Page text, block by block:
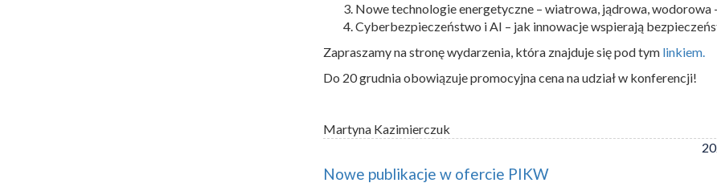
Nowe technologie energetyczne – wiatrowa, jądrowa, wodorowa
Cyberbezpieczeństwo i AI – jak innowacje wspierają
Zapraszamy na stronę wydarzenia, która znajduje się pod tym linkiem.
Do 20 grudnia obowiązuje promocyjna cena na udział w konferencji!
Martyna Kazimierczuk
Nowe publikacje w ofercie PIKW